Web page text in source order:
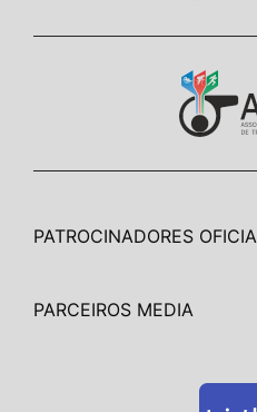
PATROCINADORES
PARCEIROS MEDIA